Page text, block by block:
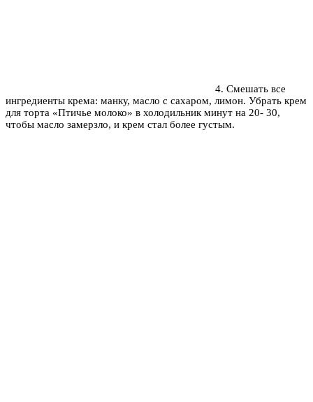
4. Смешать все
ингредиенты крема: манку, масло с сахаром, лимон. Убрать крем
для торта «Птичье молоко» в холодильник минут на 20- 30,
чтобы масло замерзло, и крем стал более густым.